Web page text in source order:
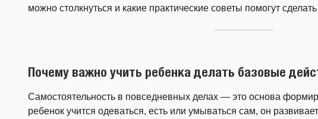
можно столкнуться и какие практические советы помогут
Почему важно учить ребенка делать базовые
Самостоятельность в повседневных делах — это основа
ребенок учится одеваться, есть или умываться сам, он